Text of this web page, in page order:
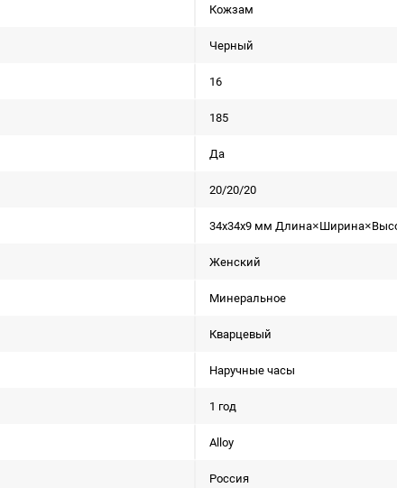
Кожзам
Черный
16
185
Да
20/20/20
34x34x9 мм
Женский
Минеральное
Кварцевый
Наручные часы
1 год
Alloy
Россия